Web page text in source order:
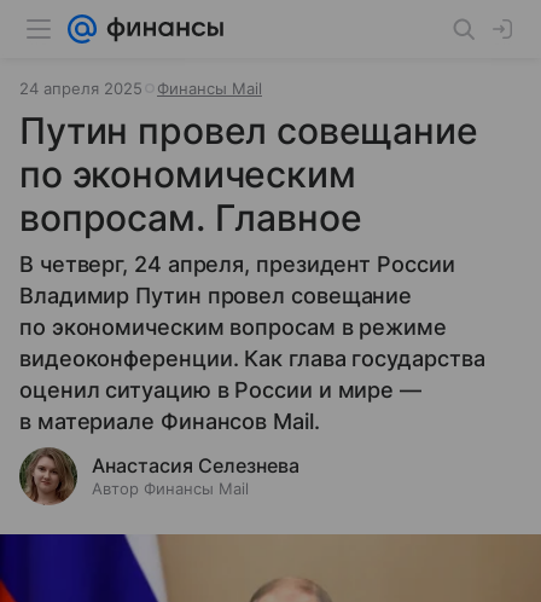
24 апреля 2025 Финансы Mail
Путин провел совещание
по экономическим
вопросам. Главное
В четверг, 24 апреля, президент России
Владимир Путин провел совещание
по экономическим вопросам в режиме
видеоконференции. Как глава государства
оценил ситуацию в России и мире —
в материале Финансов Mail.
Анастасия Селезнева
Автор Финансы Mail